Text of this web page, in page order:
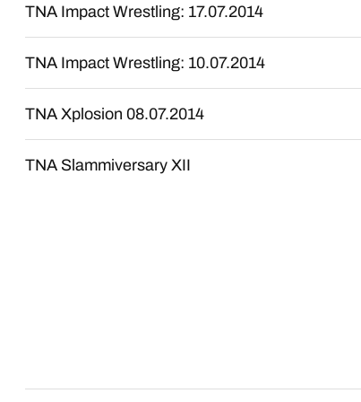
TNA Impact Wrestling: 17.07.2014
TNA Impact Wrestling: 10.07.2014
TNA Xplosion 08.07.2014
TNA Slammiversary XII